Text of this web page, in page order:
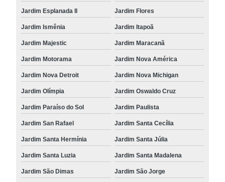
Jardim Esplanada II Jardim Flores
Jardim Ismênia Jardim Itapoã
Jardim Majestic Jardim Maracanã
Jardim Motorama Jardim Nova América
Jardim Nova Detroit Jardim Nova Michigan
Jardim Olímpia Jardim Oswaldo Cruz
Jardim Paraíso do Sol Jardim Paulista
Jardim San Rafael Jardim Santa Cecília
Jardim Santa Hermínia Jardim Santa Júlia
Jardim Santa Luzia Jardim Santa Madalena
Jardim São Dimas Jardim São Jorge